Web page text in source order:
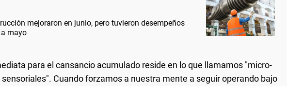
mejoraron en junio, pero tuvieron desempeños
mayo
para el cansancio acumulado reside en lo que llamamos "micro-
Cuando forzamos a nuestra mente a seguir operando bajo